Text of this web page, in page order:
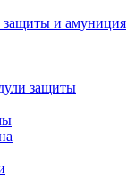
защиты и амуниция
защиты